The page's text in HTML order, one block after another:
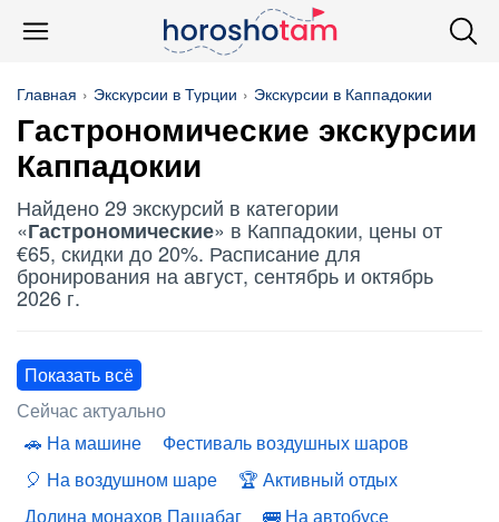
Главная Экскурсии в Турции Экскурсии в Каппадокии
Гастрономические экскурсии
Каппадокии
Найдено 29 экскурсий в категории
«Гастрономические» в Каппадокии, цены от
€65, скидки до 20%. Расписание для
бронирования на август, сентябрь и октябрь
2026 г.
Показать всё
Сейчас актуально
На машине
Фестиваль воздушных шаров
На воздушном шаре
Активный отдых
Долина монахов Пашабаг
На автобусе